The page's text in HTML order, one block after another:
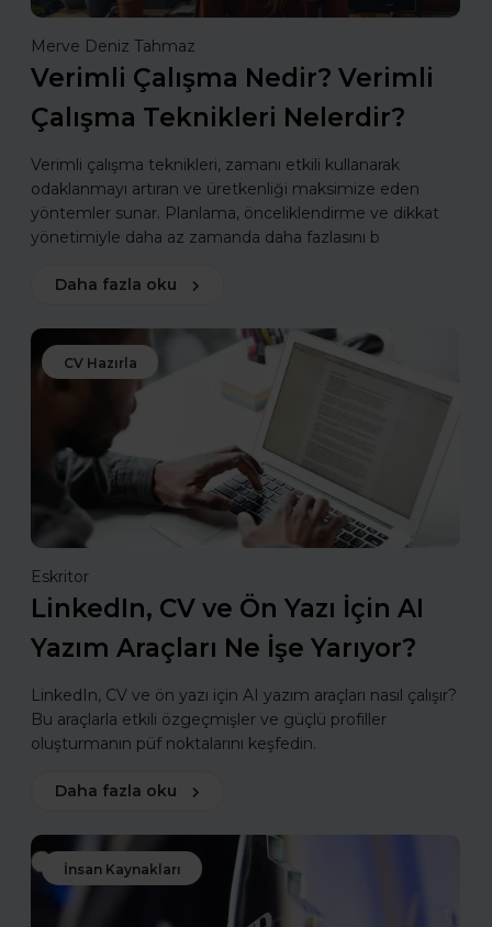
Merve Deniz Tahmaz
Verimli Çalışma Nedir? Verimli
Çalışma Teknikleri Nelerdir?
Verimli çalışma teknikleri, zamanı etkili kullanarak
odaklanmayı artıran ve üretkenliği maksimize eden
yöntemler sunar. Planlama, önceliklendirme ve dikkat
yönetimiyle daha az zamanda daha fazlasını b
Daha fazla oku
CV Hazırla
Eskritor
LinkedIn, CV ve Ön Yazı İçin AI
Yazım Araçları Ne İşe Yarıyor?
LinkedIn, CV ve ön yazı için AI yazım araçları nasıl çalışır?
Bu araçlarla etkili özgeçmişler ve güçlü profiller
oluşturmanın püf noktalarını keşfedin.
Daha fazla oku
İnsan Kaynakları